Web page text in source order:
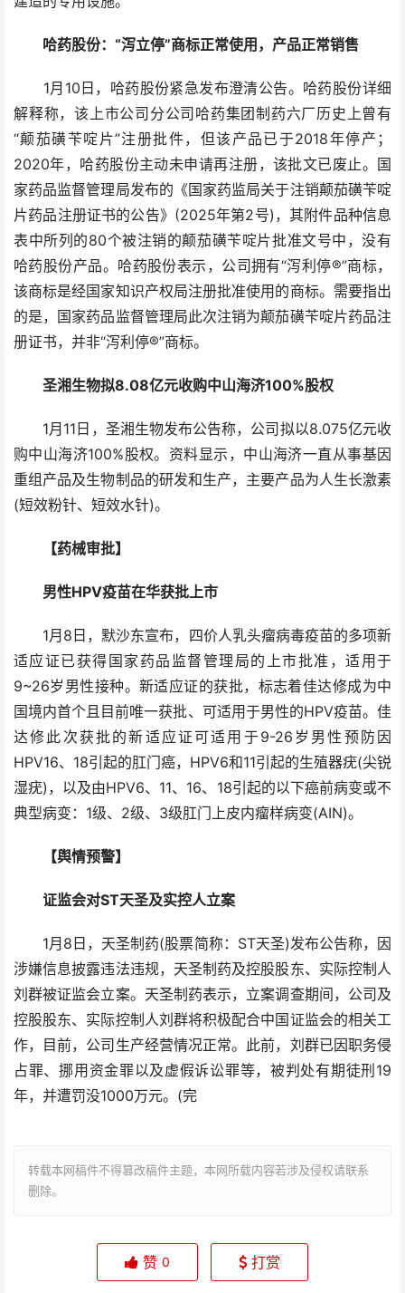
哈药股份：“泻立停”商标正常使用，产品正常销售
1月10日，哈药股份紧急发布澄清公告。哈药股份详细
解释称，该上市公司分公司哈药集团制药六厂历史上曾有
“颠茄磺苄啶片”注册批件，但该产品已于2018年停产；
2020年，哈药股份主动未申请再注册，该批文已废止。国
家药品监督管理局发布的《国家药监局关于注销颠茄磺苄啶
片药品注册证书的公告》(2025年第2号)，其附件品种信息
表中所列的80个被注销的颠茄磺苄啶片批准文号中，没有
哈药股份产品。哈药股份表示，公司拥有“泻利停®”商标，
该商标是经国家知识产权局注册批准使用的商标。需要指出
的是，国家药品监督管理局此次注销为颠茄磺苄啶片药品注
册证书，并非“泻利停®”商标。
圣湘生物拟8.08亿元收购中山海济100%股权
1月11日，圣湘生物发布公告称，公司拟以8.075亿元收
购中山海济100%股权。资料显示，中山海济一直从事基因
重组产品及生物制品的研发和生产，主要产品为人生长激素
(短效粉针、短效水针)。
【药械审批】
男性HPV疫苗在华获批上市
1月8日，默沙东宣布，四价人乳头瘤病毒疫苗的多项新
适应证已获得国家药品监督管理局的上市批准，适用于
9~26岁男性接种。新适应证的获批，标志着佳达修成为中
国境内首个且目前唯一获批、可适用于男性的HPV疫苗。佳
达修此次获批的新适应证可适用于9-26岁男性预防因
HPV16、18引起的肛门癌，HPV6和11引起的生殖器疣(尖锐
湿疣)，以及由HPV6、11、16、18引起的以下癌前病变或不
典型病变：1级、2级、3级肛门上皮内瘤样病变(AIN)。
【舆情预警】
证监会对ST天圣及实控人立案
1月8日，天圣制药(股票简称：ST天圣)发布公告称，因
涉嫌信息披露违法违规，天圣制药及控股股东、实际控制人
刘群被证监会立案。天圣制药表示，立案调查期间，公司及
控股股东、实际控制人刘群将积极配合中国证监会的相关工
作，目前，公司生产经营情况正常。此前，刘群已因职务侵
占罪、挪用资金罪以及虚假诉讼罪等，被判处有期徒刑19
年，并遭罚没1000万元。(完
转载本网稿件不得篡改稿件主题，本网所载内容若涉及侵权请联系
删除。
赞 0 打赏